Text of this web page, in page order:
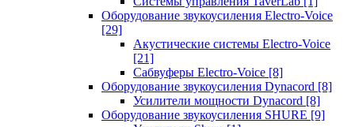
Оборудование звукоусиления Electro-Voice
[29]
Акустические системы Electro-Voice
[21]
Сабвуферы Electro-Voice [8]
Оборудование звукоусиления Dynacord [8]
Усилители мощности Dynacord [8]
Оборудование звукоусиления SHURE [9]